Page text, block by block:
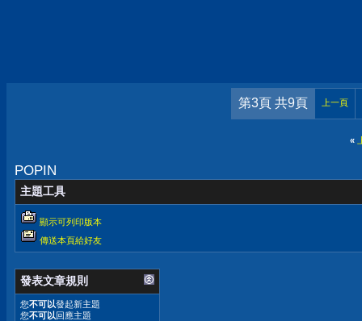
第3頁 共9頁 上一頁
«
POPIN
主題工具
顯示可列印版本
傳送本頁給好友
發表文章規則
您不可以發起新主題
您不可以回應主題